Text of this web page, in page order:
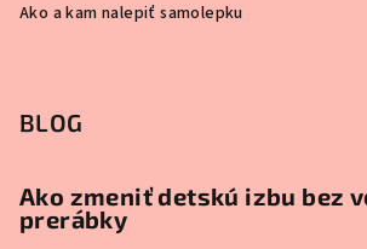
Ako a kam nalepiť samolepku
BLOG
Ako zmeniť detskú izbu bez
prerábky